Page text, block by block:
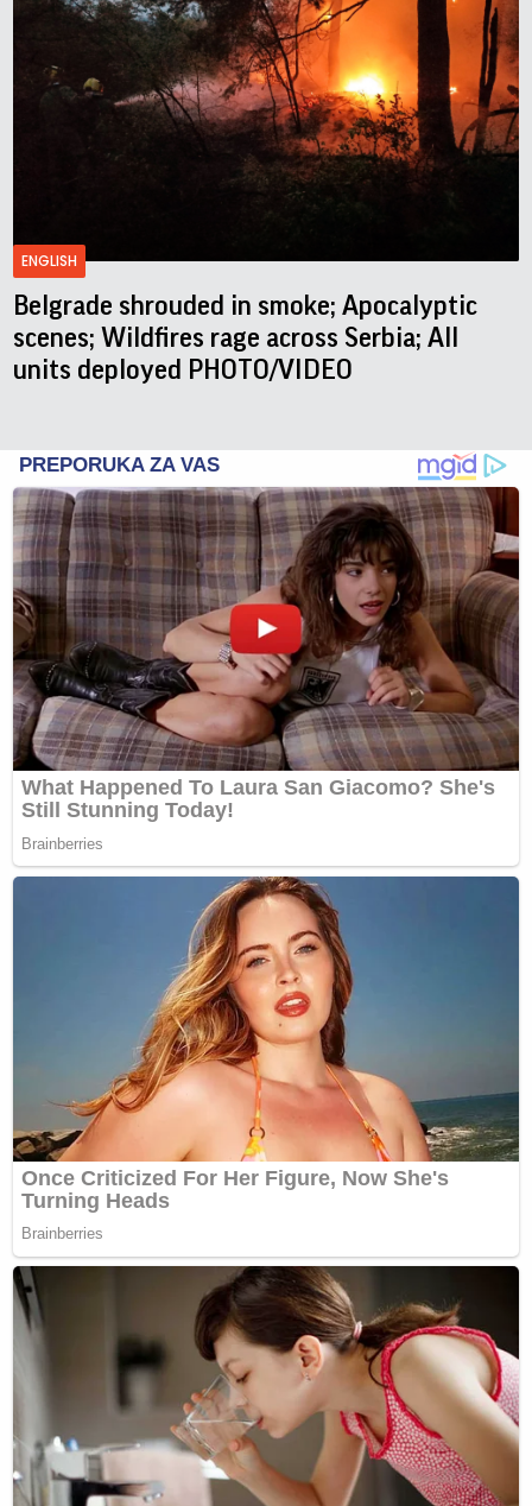
ENGLISH
Belgrade shrouded in smoke; Apocalyptic
scenes; Wildfires rage across Serbia; All
units deployed PHOTO/VIDEO